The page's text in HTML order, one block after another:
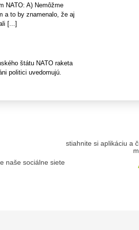
NATO: A) Nemôžme
a to by znamenalo, že aj
[...]
štátu NATO raketa
politici uvedomujú.
naše sociálne siete
stiahnite si aplikáciu a